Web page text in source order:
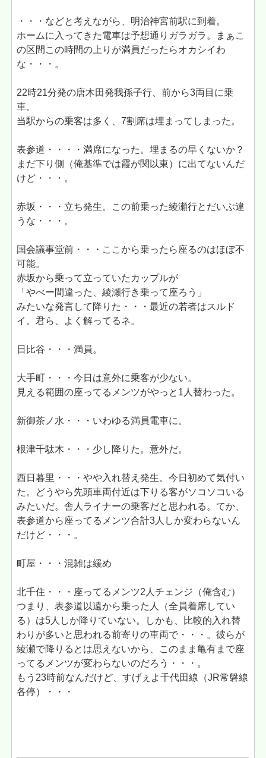
・・・などと考えながら、明治神宮前駅に到着。
ホームに入ってきた電車は予想通りガラガラ。まぁこ
の区間この時間の上りが満員だったらオカシイわ
な・・・。
22時21分発の唐木田発我孫子行、前から3両目に乗
車。
当駅からの乗客は多く、7割席は埋まってしまった。
表参道・・・・満席になった。埋まるの早くないか？
まだ下り側（俺基準では霞が関以東）に出てないんだ
けど・・・。
赤坂・・・立ち発生。この前乗った綾瀬行とだいぶ違
うな・・・。
国会議事堂前・・・ここから乗ったら座るのはほぼ不
可能。
赤坂から乗って立っていたカップルが
「やべー間違った、綾瀬行き乗って座ろう」
みたいな発言して降りた・・・最近の若者はスルド
イ。君ら、よく解ってるネ。
日比谷・・・満員。
大手町・・・今日は意外に乗客が少ない。
見える範囲の座ってるメンツがやっと1人替わった。
新御茶ノ水・・・いわゆる満員電車に。
根津千駄木・・・少し降りた。意外だ。
西日暮里・・・やや入れ替え発生。今日初めて気付い
た。どうやら先頭車両付近は下りる客がソコソコいる
みたいだ。舎人ライナーの乗客だと思われる。てか、
表参道から座ってるメンツ合計3人しか変わらないん
だけど・・・。
町屋・・・混雑は緩め
北千住・・・座ってるメンツ2人チェンジ（俺含む）
つまり、表参道以遠から乗った人（全員着席してい
る）は5人しか降りていない。しかも、比較的入れ替
わりが多いと思われる前寄りの車両で・・・。彼らが
綾瀬で降りるとは思えないから、このまま亀有まで座
ってるメンツが変わらないのだろう・・・。
もう23時前なんだけど、すげぇよ千代田線（JR常磐線
各停）・・・